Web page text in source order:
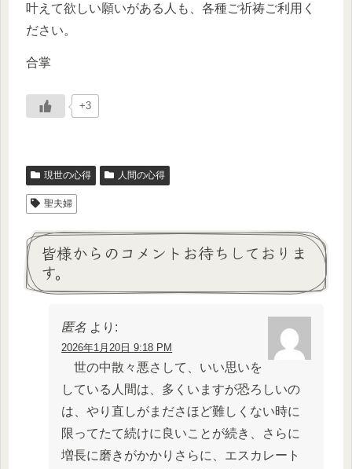
叶えて欲しい願いがある人も、各種ご祈祷ご利用く
ださい。
合掌
+3
現世の心得 人間の心得
聖夫婦
皆様からのコメントお待ちしておりま
す。
匿名 より:
2026年1月20日 9:18 PM
世の中散々悪さして、いい思いを
している人間は、多くいますが恐ろしいの
は、やり直しがまださほど難しくない時に
限ってたて続けに良いことが続き、さらに
増長に磨きがかかりさらに、エスカレート